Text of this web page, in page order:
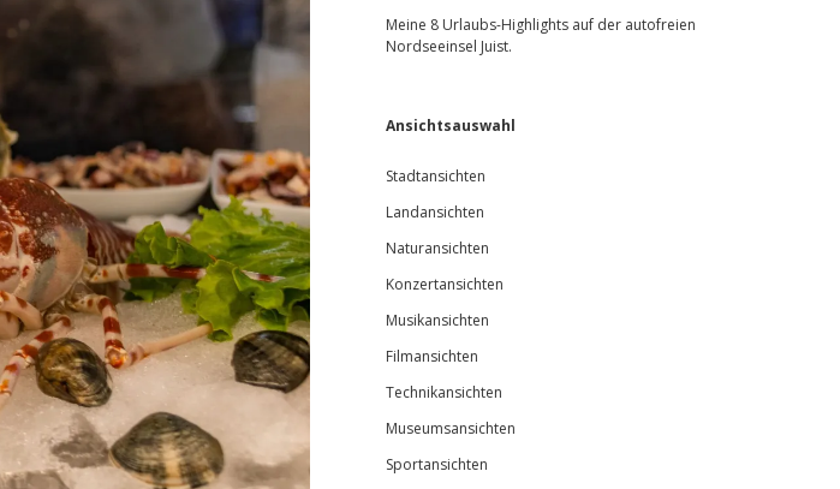
Meine 8 Urlaubs-Highlights auf der autofreien
Nordseeinsel Juist.
Ansichtsauswahl
Stadtansichten
Landansichten
Naturansichten
Konzertansichten
Musikansichten
Filmansichten
Technikansichten
Museumsansichten
Sportansichten